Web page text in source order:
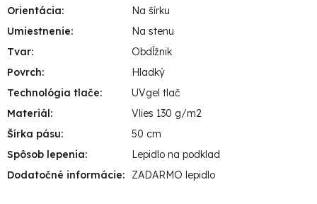
Orientácia:
Na šírku
Umiestnenie:
Na stenu
Tvar:
Obdĺžnik
Povrch:
Hladký
Technológia tlače:
UVgel tlač
Materiál:
Vlies 130 g/m2
Šírka pásu:
50 cm
Spôsob lepenia:
Lepidlo na podklad
Dodatočné informácie: ZADARMO lepidlo